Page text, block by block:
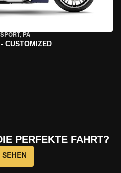
PA
CUSTOMIZED
PERFEKTE FAHRT?